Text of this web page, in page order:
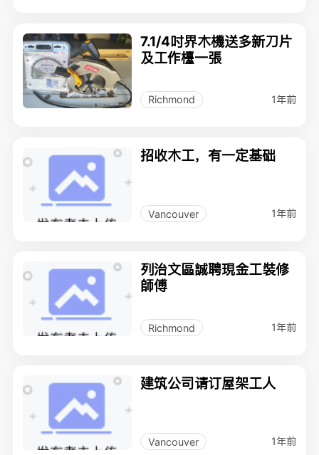
7.1/4吋界木機送多新刀片
及工作檯一張
Richmond 1年前
招收木工，有一定基础
Vancouver 1年前
列治文區誠聘現金工裝修
師傅
Richmond 1年前
建筑公司请订屋架工人
Vancouver 1年前